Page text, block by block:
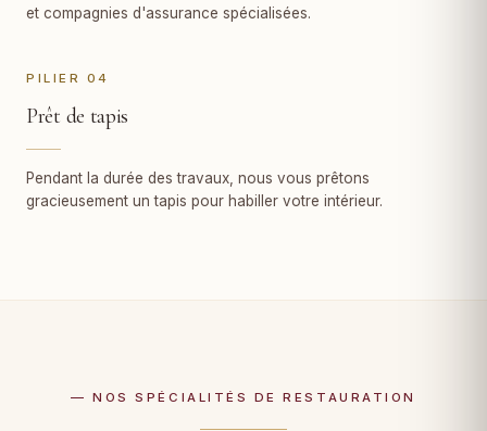
et compagnies d'assurance spécialisées.
PILIER 04
Prêt de tapis
Pendant la durée des travaux, nous vous prêtons
gracieusement un tapis pour habiller votre intérieur.
— NOS SPÉCIALITÉS DE RESTAURATION